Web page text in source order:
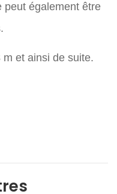
peut également être
m et ainsi de suite.